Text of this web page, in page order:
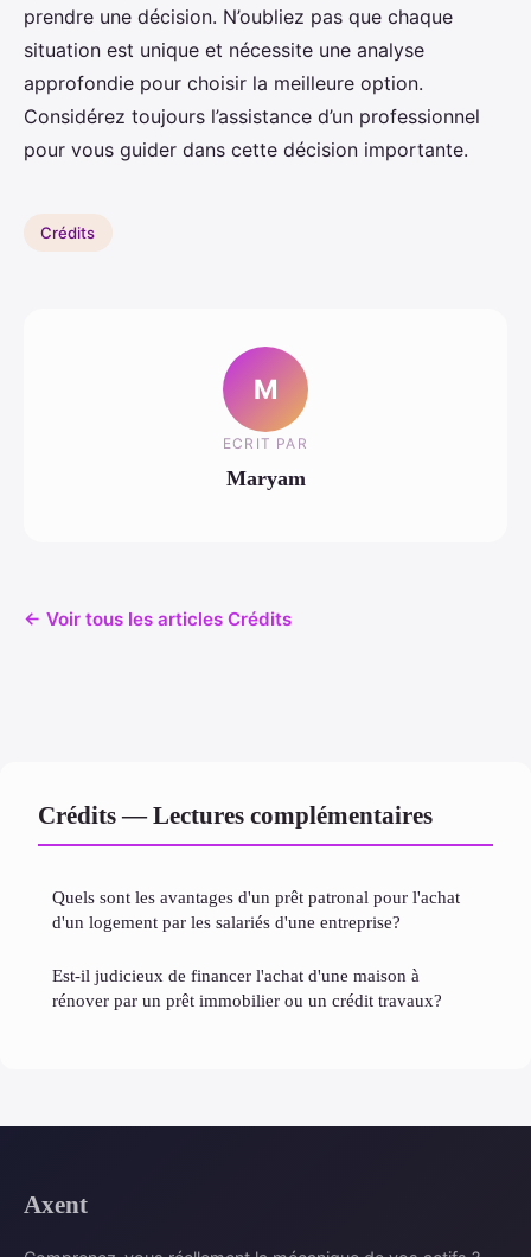
prendre une décision. N’oubliez pas que chaque
situation est unique et nécessite une analyse
approfondie pour choisir la meilleure option.
Considérez toujours l’assistance d’un professionnel
pour vous guider dans cette décision importante.
Crédits
M
ECRIT PAR
Maryam
← Voir tous les articles Crédits
Crédits — Lectures complémentaires
Quels sont les avantages d'un prêt patronal pour l'achat
d'un logement par les salariés d'une entreprise?
Est-il judicieux de financer l'achat d'une maison à
rénover par un prêt immobilier ou un crédit travaux?
Axent